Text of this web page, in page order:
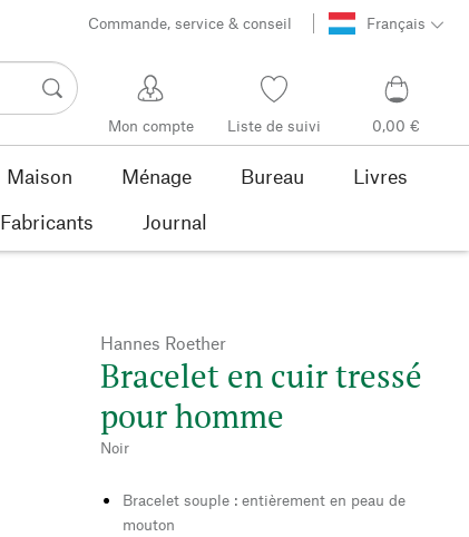
Commande, service & conseil Français
Mon compte Liste de suivi 0,00 €
Maison Ménage Bureau
Livres
Fabricants Journal
Hannes Roether
Bracelet en cuir tressé
pour homme
Noir
Bracelet souple : entièrement en peau de
mouton